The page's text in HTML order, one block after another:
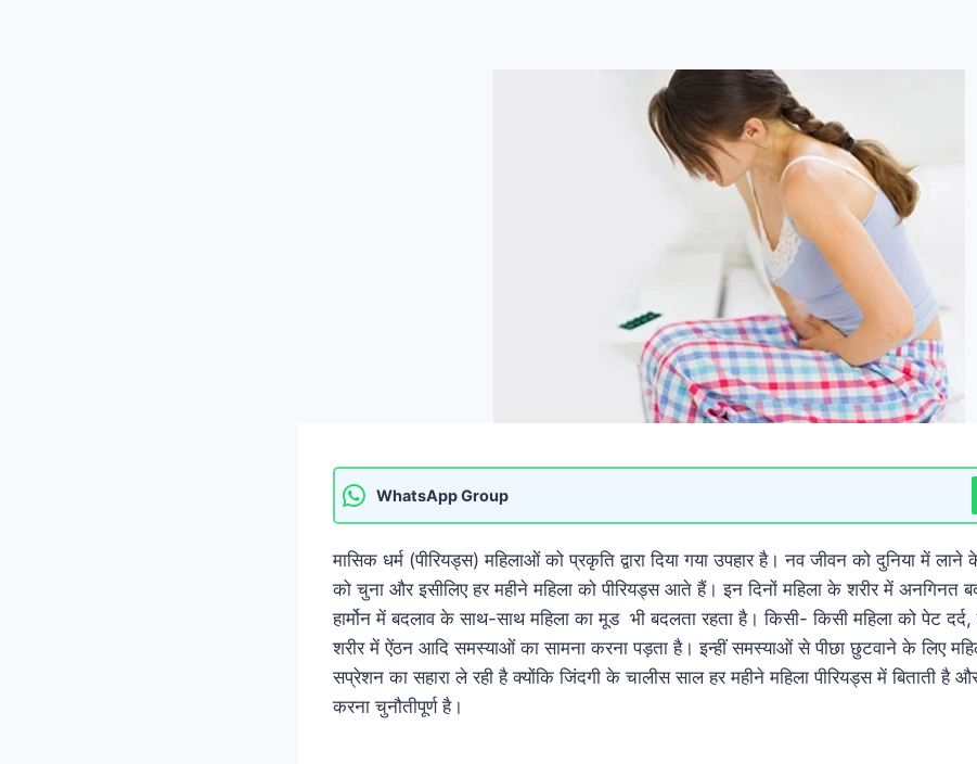
WhatsApp Group
मासिक धर्म (पीरियड्स) महिलाओं को प्रकृति द्वारा दिया गया उपहार है। नव जीवन को दुनिया में
को चुना और इसीलिए हर महीने महिला को पीरियड्स आते हैं। इन दिनों महिला के शरीर में अनगिनत
हार्मोन में बदलाव के साथ-साथ महिला का मूड भी बदलता रहता है। किसी- किसी महिला को पेट दर्द,
शरीर में ऐंठन आदि समस्याओं का सामना करना पड़ता है। इन्हीं समस्याओं से पीछा छुटवाने के लिए
सप्रेशन का सहारा ले रही है क्योंकि जिंदगी के चालीस साल हर महीने महिला पीरियड्स में बिताती है
करना चुनौतीपूर्ण है।